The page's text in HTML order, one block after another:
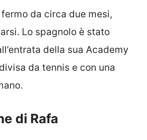
da circa due mesi,
Lo spagnolo è stato
della sua Academy
da tennis e con una
di Rafa